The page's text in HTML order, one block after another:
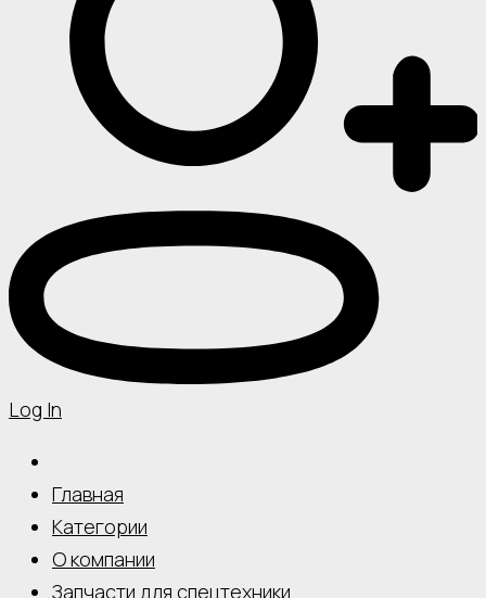
Log In
Главная
Категории
О компании
Запчасти для спецтехники